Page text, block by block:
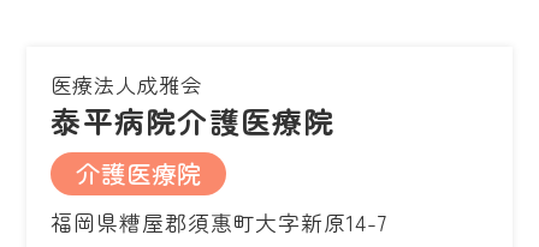
医療法人成雅会
泰平病院介護医療院
介護医療院
福岡県糟屋郡須惠町大字新原14-7